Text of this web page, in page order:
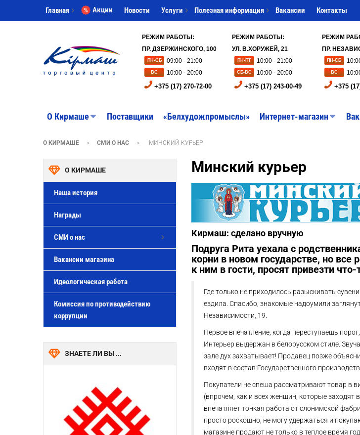
Главная Акции Новости Услуги Полезная информация Вакансии Контакты
РЕЖИМ РАБОТЫ:
ПР. ДЗЕРЖИНСКОГО, 100
ПН-СБ 09:00 - 21:00
ВС 10:00 - 20:00
+375 (17) 270-72-00
РЕЖИМ РАБОТЫ:
УЛ. В.ХОРУЖЕЙ, 21
ПН-ПТ 10:00 - 21:00
СБ-ВС 10:00 - 20:00
+375 (17) 243-00-49
РЕЖИМ
ПР.
ПН-СБ
ВС
+375
O Кирмаше Поставщики «Белхудожпромыслы» Интернет-магазин
О КИРМАШЕ > СМИ О НАС > МИНСКИЙ КУРЬЕР
Минский курьер
Кирмаш: сделано вручную
Подруга Рита уехала с
корни в новом государстве, но
к ним в гости, просят привезти
Где только не приходилось разыскивать
ездила. Спасибо, знакомые надоумили
Независимости, 19.
Первое впечатление, когда переступаешь
Интерьер выдержан в белорусском стиле.
зале дух захватывает! Продавец позже
входят в состав Государственного
Покупатели не спеша рассматривают товар в
(впрочем, как и всех женщин, которые
впечатляет тонкая работа от слонимской
просто роскошно, не могу удержаться и
магазине продают не только в теплое время
О КИРМАШЕ
Наша история
Награды
СМИ о нас
Вакансии магазина
Идеологическая работа
Комиссия по противодействию
коррупции
ЗНАЕТЕ ЛИ ВЫ ...